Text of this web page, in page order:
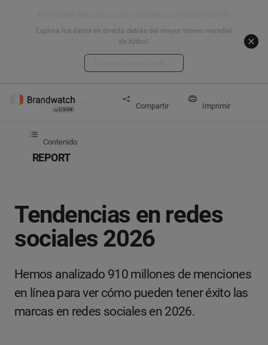
Explora los datos en directo detrás del mayor torneo mundial
de fútbol.
Tendencias en redes sociales 2026
Pide una demo Compartir Imprimir
Contenido
REPORT
Tendencias en redes
sociales 2026
Hemos analizado 910 millones de menciones
en línea para ver cómo pueden tener éxito las
marcas en redes sociales en 2026.